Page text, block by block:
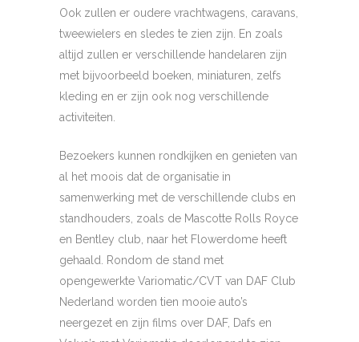
Ook zullen er oudere vrachtwagens, caravans,
tweewielers en sledes te zien zijn. En zoals
altijd zullen er verschillende handelaren zijn
met bijvoorbeeld boeken, miniaturen, zelfs
kleding en er zijn ook nog verschillende
activiteiten.
Bezoekers kunnen rondkijken en genieten van
al het moois dat de organisatie in
samenwerking met de verschillende clubs en
standhouders, zoals de Mascotte Rolls Royce
en Bentley club, naar het Flowerdome heeft
gehaald. Rondom de stand met
opengewerkte Variomatic/CVT van DAF Club
Nederland worden tien mooie auto’s
neergezet en zijn films over DAF, Dafs en